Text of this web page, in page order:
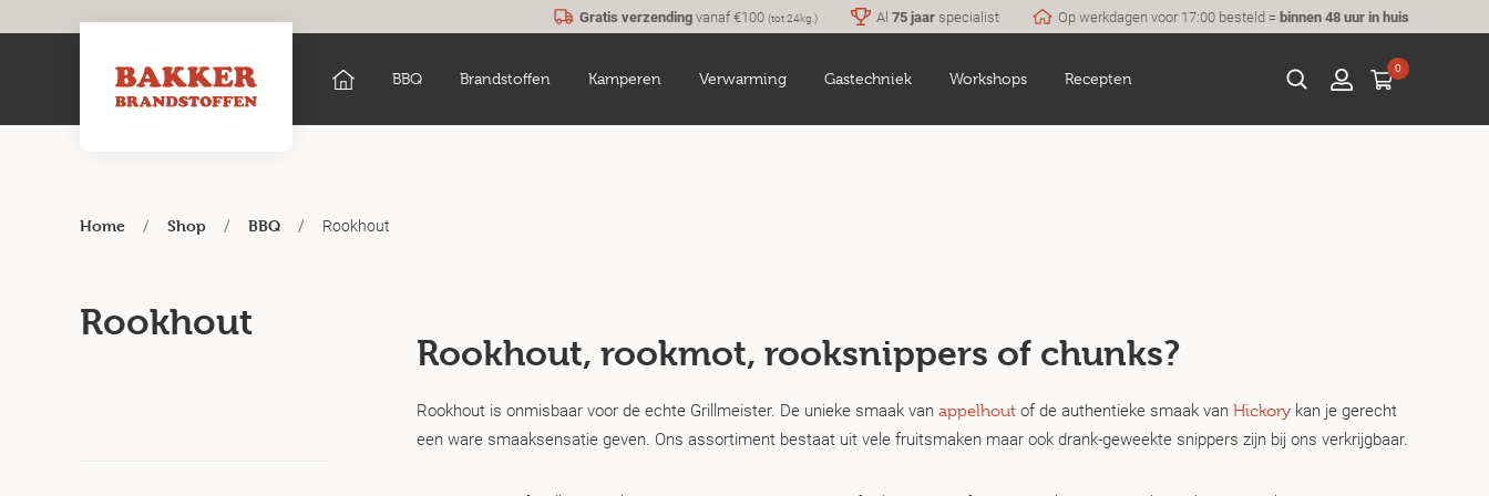
Gratis verzendingvanaf €100 (tot 24kg.) Al 75 jaarspecialist Op werkdagen voor 17:00 besteld =binnen 48 uur in huis
BBQ Brandstoffen Kamperen Verwarming Gastechniek Workshops Recepten
0
Home / Shop / BBQ / Rookhout
Rookhout
Rookhout, rookmot, rooksnippers of chunks?
Rookhout is onmisbaar voor de echte Grillmeister. De unieke smaak van appelhout of de authentieke smaak van Hickory kan je gerecht
een ware smaaksensatie geven. Ons assortiment bestaat uit vele fruitsmaken maar ook drank-geweekte snippers zijn bij ons verkrijgbaar.